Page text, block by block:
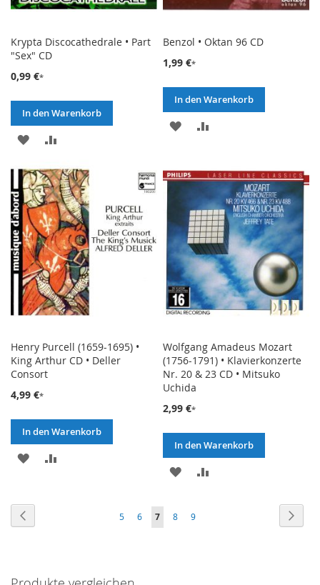
Krypta Discocathedrale • Part
"Sex" CD
0,99 €
In den Warenkorb
ZUR
HINZUFÜGEN
HINZUFÜGEN
Benzol • Oktan 96 CD
1,99 €
In den Warenkorb
ZUR
HINZUFÜGEN
HINZUFÜGEN
Henry Purcell (1659-1695) •
King Arthur CD • Deller
Consort
4,99 €
In den Warenkorb
ZUR
HINZUFÜGEN
Wolfgang Amadeus Mozart
(1756-1791) • Klavierkonzerte
Nr. 20 & 23 CD • Mitsuko
Uchida
2,99 €
In den Warenkorb
ZUR
HINZUFÜGEN
Seite
Seite
5 Seite
6
Sie
7 Seite
8 Seite
9